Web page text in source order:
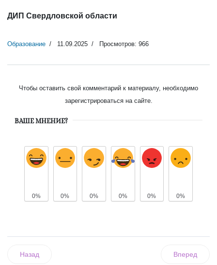
ДИП Свердловской области
Образование 11.09.2025 Просмотров: 966
Чтобы оставить свой комментарий к материалу, необходимо
зарегистрироваться на сайте.
ВАШЕ МНЕНИЕ?
0% 0% 0% 0% 0% 0%
Назад Вперед